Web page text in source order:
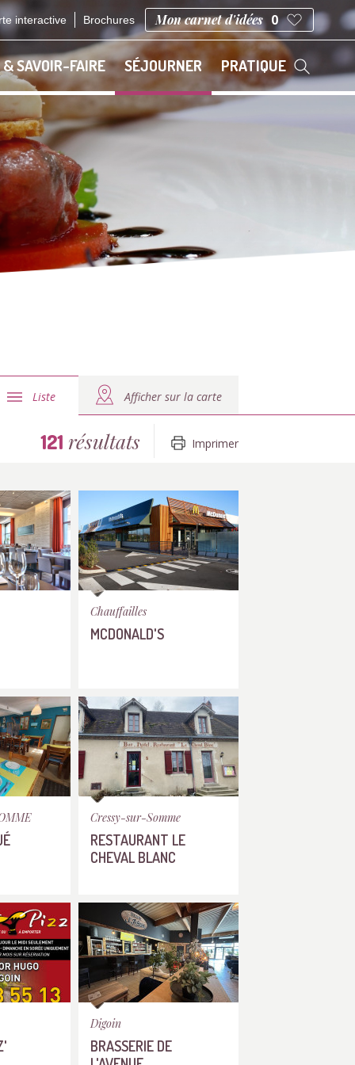
interactive Brochures Mon carnet d'idées 0
& SAVOIR-FAIRE SÉJOURNER PRATIQUE
Liste Afficher sur la carte
121 résultats Imprimer
Chauffailles
MCDONALD'S
Cressy-sur-Somme
RESTAURANT LE
CHEVAL BLANC
Digoin
BRASSERIE DE